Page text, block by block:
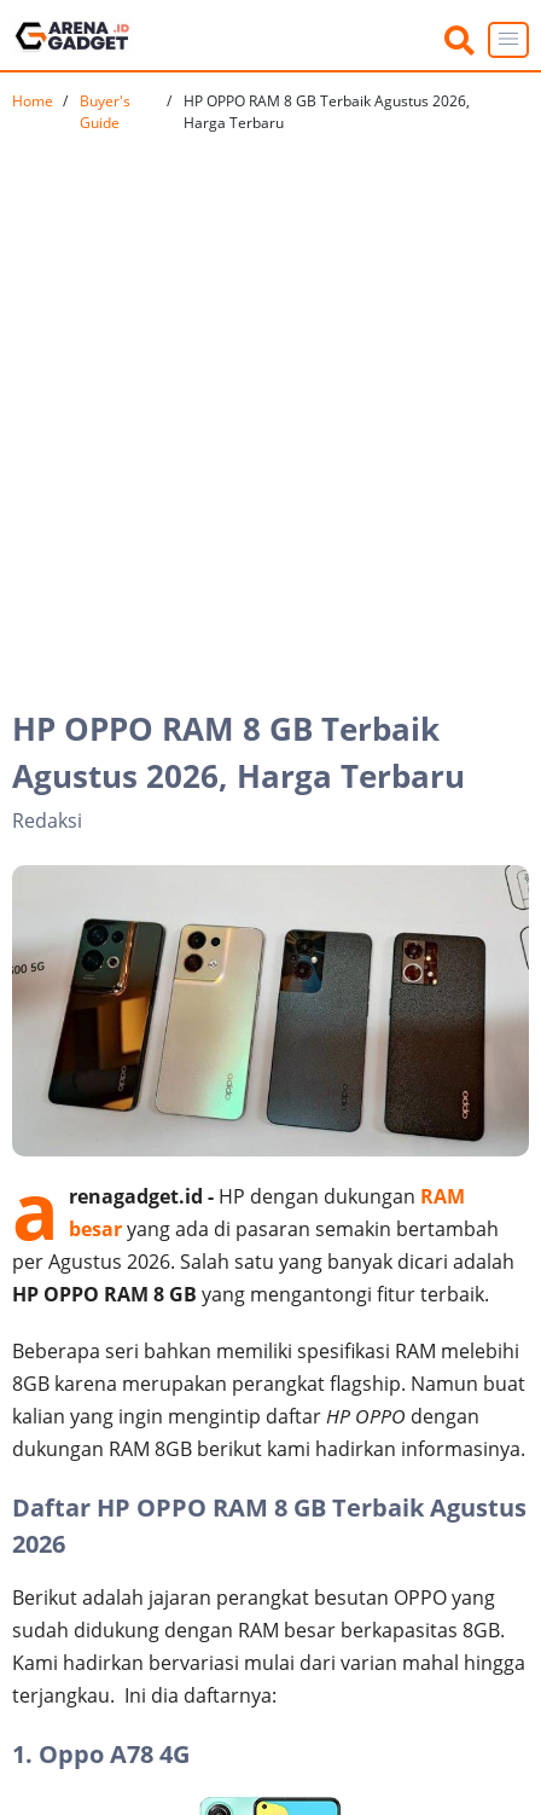
Home
Buyer's
Guide
HP OPPO RAM 8 GB Terbaik Agustus 2026,
Harga Terbaru
HP OPPO RAM 8 GB Terbaik
Agustus 2026, Harga Terbaru
Redaksi
a renagadget.id - HP dengan dukungan RAM
besaryang ada di pasaran semakin bertambah
per Agustus 2026. Salah satu yang banyak dicari adalah
HP OPPO RAM 8 GB yang mengantongi fitur terbaik.
Beberapa seri bahkan memiliki spesifikasi RAM melebihi
8GB karena merupakan perangkat flagship. Namun buat
kalian yang ingin mengintip daftarHP OPPO dengan
dukungan RAM 8GB berikut kami hadirkan informasinya.
Daftar HP OPPO RAM 8 GB Terbaik Agustus
2026
Berikut adalah jajaran perangkat besutan OPPO yang
sudah didukung dengan RAM besar berkapasitas 8GB.
Kami hadirkan bervariasi mulai dari varian mahal hingga
terjangkau. Ini dia daftarnya:
1. Oppo A78 4G